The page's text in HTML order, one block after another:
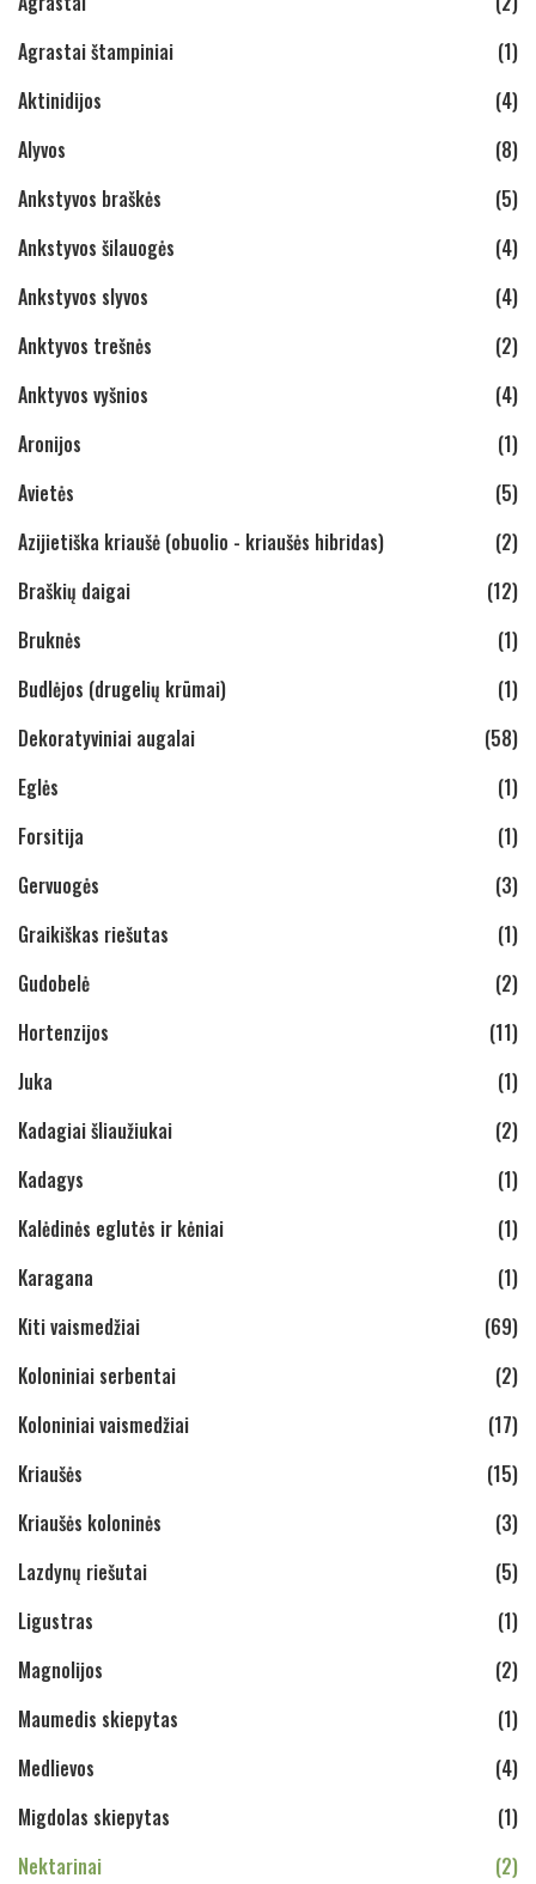
Agrastai štampiniai
(1)
Aktinidijos
(4)
Alyvos
(8)
Ankstyvos braškės
(5)
Ankstyvos šilauogės
(4)
Ankstyvos slyvos
(4)
Anktyvos trešnės
(2)
Anktyvos vyšnios
(4)
Aronijos
(1)
Avietės
(5)
Azijietiška kriaušė (obuolio - kriaušės hibridas)
(2)
Braškių daigai
(12)
Bruknės
(1)
Budlėjos (drugelių krūmai)
(1)
Dekoratyviniai augalai
(58)
Eglės
(1)
Forsitija
(1)
Gervuogės
(3)
Graikiškas riešutas
(1)
Gudobelė
(2)
Hortenzijos
(11)
Juka
(1)
Kadagiai šliaužiukai
(2)
Kadagys
(1)
Kalėdinės eglutės ir kėniai
(1)
Karagana
(1)
Kiti vaismedžiai
(69)
Koloniniai serbentai
(2)
Koloniniai vaismedžiai
(17)
Kriaušės
(15)
Kriaušės koloninės
(3)
Lazdynų riešutai
(5)
Ligustras
(1)
Magnolijos
(2)
Maumedis skiepytas
(1)
Medlievos
(4)
Migdolas skiepytas
(1)
Nektarinai
(2)